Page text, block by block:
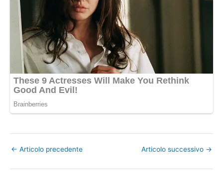
← Articolo precedente Articolo successivo →